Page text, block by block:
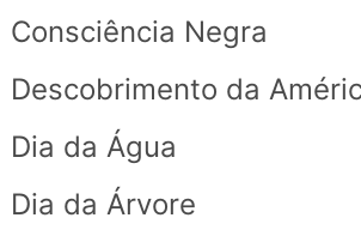
Consciência Negra
Descobrimento da
Dia da Água
Dia da Árvore